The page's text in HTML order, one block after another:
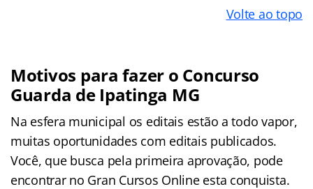
Volte ao topo
Motivos para fazer o Concurso
Guarda de Ipatinga MG
Na esfera municipal os editais estão a todo vapor,
muitas oportunidades com editais publicados.
Você, que busca pela primeira aprovação, pode
encontrar no Gran Cursos Online esta conquista.